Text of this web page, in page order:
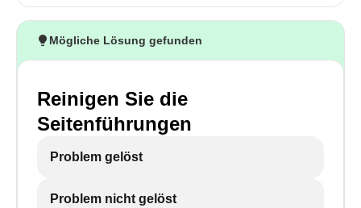
Mögliche Lösung gefunden
Reinigen Sie die
Seitenführungen
Problem gelöst
Problem nicht gelöst